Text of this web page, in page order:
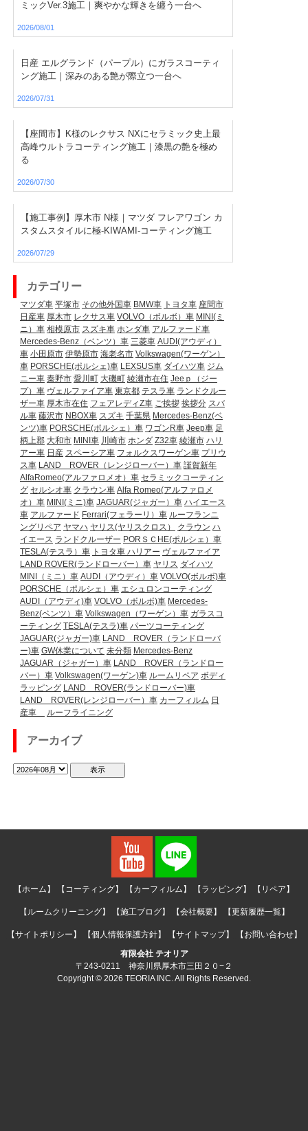
ミックVer.3施工｜爽やかな輝きを纏う一台へ
2026/08/01
日産 エルグランド（パープル）にガラスコーティ
ング施工｜深みのある艶が際立つ一台へ
2026/07/31
【座間市】K様のレクサス NXにセラミック史上最
高峰ウルトラコーティング施工｜漆黒の艶を極め
る
2026/07/30
【施工事例】厚木市 N様｜マツダ フレアワゴン カ
スタムスタイルに極-KIWAMI-コーティング施工
2026/07/29
カテゴリー
マツダ車 平塚市 その他外国車 BMW車 トヨタ車 座間市
日産車 厚木市 レクサス車 VOLVO（ボルボ）車 MINI(ミ
ニ）車 相模原市 スズキ車 ホンダ車 アルファード車
Mercedes-Benz（ベンツ）車 三菱車 AUDI(アウディ）
車 小田原市 伊勢原市 海老名市 Volkswagen(ワーゲン）
車 PORSCHE(ポルシェ)車 LEXSUS車 ダイハツ車 ジム
ニー車 秦野市 愛川町 大磯町 綾瀬市在住 Jeeｐ（ジー
プ）車 ヴェルファイア車 東京都 テスラ車 ランドクルー
ザー車 厚木市在住 フェアレディZ車 ご挨拶 挨拶分 スバ
ル車 藤沢市 NBOX車 スズキ 千葉県 Mercedes-Benz(ベ
ンツ)車 PORSCHE(ポルシェ）車 ワゴンR車 Jeep車 足
柄上郡 大和市 MINI車 川崎市 ホンダ Z32車 綾瀬市 ハリ
アー車 日産 スペーシア車 フォルクスワーゲン車 プリウ
ス車 LAND ROVER（レンジローバー）車 謹賀新年
AlfaRomeo(アルファロメオ）車 セラミックコーティン
グ セルシオ車 クラウン車 Alfa Romeo(アルファロメ
オ）車 MINI(ミニ)車 JAGUAR(ジャガー）車 ハイエース
車 アルファード Ferrari(フェラーリ）車 ルーフランニ
ングリペア ヤマハ ヤリス(ヤリスクロス） クラウン ハ
イエース ランドクルーザー PORＳＣHE(ポルシェ）車
TESLA(テスラ）車 トヨタ車 ハリアー ヴェルファイア
LAND ROVER(ランドローバー）車 ヤリス ダイハツ
MINI（ミニ）車 AUDI（アウディ）車 VOLVO(ボルボ)車
PORSCHE（ポルシェ）車 エシュロンコーティング
AUDI（アウディ)車 VOLVO（ボルボ)車 Mercedes-
Benz(ベンツ）車 Volkswagen（ワーゲン）車 ガラスコ
ーティング TESLA(テスラ)車 パーツコーティング
JAGUAR(ジャガー)車 LAND ROVER（ランドローバ
ー)車 GW休業について 未分類 Mercedes-Benz
JAGUAR（ジャガー）車 LAND ROVER（ランドロー
バー）車 Volkswagen(ワーゲン)車 ルームリペア ボディ
ラッピング LAND ROVER(ランドローバー)車
LAND ROVER(レンジローバー）車 カーフィルム 日
産車
ルーフライニング
アーカイブ
【ホーム】 【コーティング】 【カーフィルム】 【ラッピング】 【リペア】
【ルームクリーニング】 【施工ブログ】 【会社概要】 【更新履歴一覧】
【サイトポリシー】 【個人情報保護方針】 【サイトマップ】
【お問い合わせ】
有限会社 テオリア
〒243-0211 神奈川県厚木市三田２０−２
Copyright © 2026 TEORIA INC. All Rights Reserved.